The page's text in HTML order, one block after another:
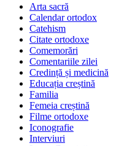
Arta sacră
Calendar ortodox
Catehism
Citate ortodoxe
Comemorări
Comentariile zilei
Credință și medicină
Educația creștină
Familia
Femeia creștină
Filme ortodoxe
Iconografie
Interviuri